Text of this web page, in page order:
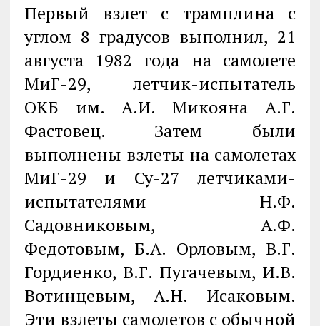
Первый взлет с трамплина с
углом 8 градусов выполнил, 21
августа 1982 года на самолете
МиГ-29, летчик-испытатель
ОКБ им. А.И. Микояна А.Г.
Фастовец. Затем были
выполнены взлеты на самолетах
МиГ-29 и Су-27 летчиками-
испытателями Н.Ф.
Садовниковым, А.Ф.
Федотовым, Б.А. Орловым, В.Г.
Гордиенко, В.Г. Пугачевым, И.В.
Вотинцевым, А.Н. Исаковым.
Эти взлеты самолетов с обычной